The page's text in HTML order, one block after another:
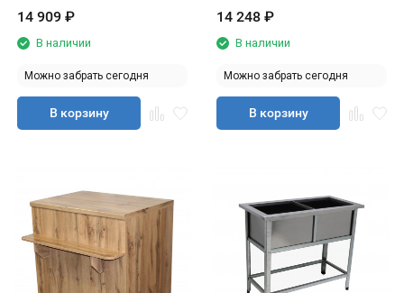
14 909 ₽
В наличии
Можно забрать сегодня
В корзину
14 248 ₽
В наличии
Можно забрать сегодня
В корзину